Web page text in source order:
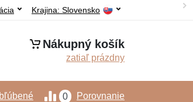
Krajina: Slovensko
Nákupný košík
zatiaľ prázdny
0 Porovnanie